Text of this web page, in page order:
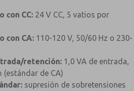
con CC: 24 V CC, 5 vatios por
con CA: 110-120 V, 50/60 Hz o 230-
retención: 1,0 VA de entrada,
(estándar de CA)
supresión de sobretensiones